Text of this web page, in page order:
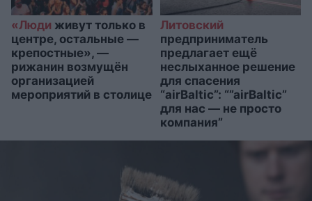
«Люди живут только в
центре, остальные —
крепостные», —
рижанин возмущён
организацией
мероприятий в столице
Литовский
предприниматель
предлагает ещё
неслыханное решение
для спасения
“airBaltic”: “”airBaltic”
для нас — не просто
компания”